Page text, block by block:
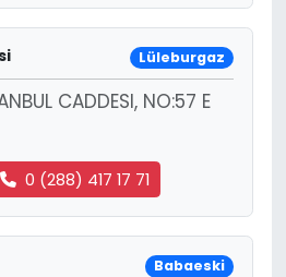
Lüleburgaz
CADDESI, NO:57 E
0 (288) 417 17 71
Babaeski